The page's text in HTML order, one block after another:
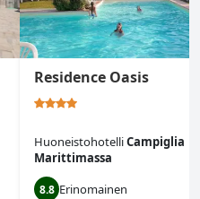
Residence Oasis
HuoneistohotelliCampiglia
Marittimassa
8.8 Erinomainen